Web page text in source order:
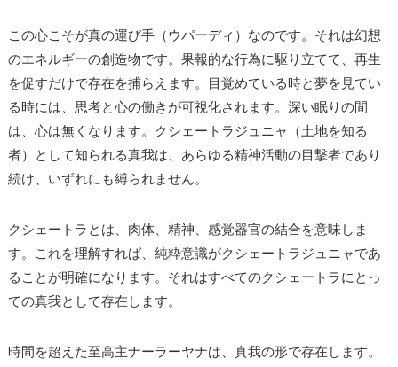
この心こそが真の運び手（ウパーディ）なのです。それは幻想
のエネルギーの創造物です。果報的な行為に駆り立てて、再生
を促すだけで存在を捕らえます。目覚めている時と夢を見てい
る時には、思考と心の働きが可視化されます。深い眠りの間
は、心は無くなります。クシェートラジュニャ（土地を知る
者）として知られる真我は、あらゆる精神活動の目撃者であり
続け、いずれにも縛られません。
クシェートラとは、肉体、精神、感覚器官の結合を意味しま
す。これを理解すれば、純粋意識がクシェートラジュニャであ
ることが明確になります。それはすべてのクシェートラにとっ
ての真我として存在します。
時間を超えた至高主ナーラーヤナは、真我の形で存在します。